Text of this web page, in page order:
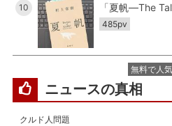
10 「夏帆―The
485pv
無料で人
ニュースの真相
クルド人問題